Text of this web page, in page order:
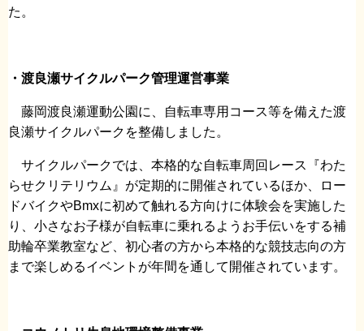
た。
・渡良瀬サイクルパーク管理運営事業
藤岡渡良瀬運動公園に、自転車専用コース等を備えた渡
良瀬サイクルパークを整備しました。
サイクルパークでは、本格的な自転車周回レース『わた
らせクリテリウム』が定期的に開催されているほか、ロー
ドバイクやBmxに初めて触れる方向けに体験会を実施した
り、小さなお子様が自転車に乗れるようお手伝いをする補
助輪卒業教室など、初心者の方から本格的な競技志向の方
まで楽しめるイベントが年間を通して開催されています。